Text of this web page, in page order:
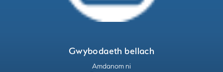
Gwybodaeth bellach
Amdanom ni